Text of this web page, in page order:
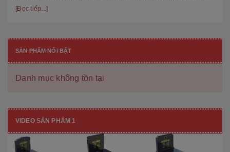
hiệ...
[Đọc tiếp...]
SẢN PHẨM NỔI BẬT
Danh mục không tồn tại
VIDEO SẢN PHẨM 1